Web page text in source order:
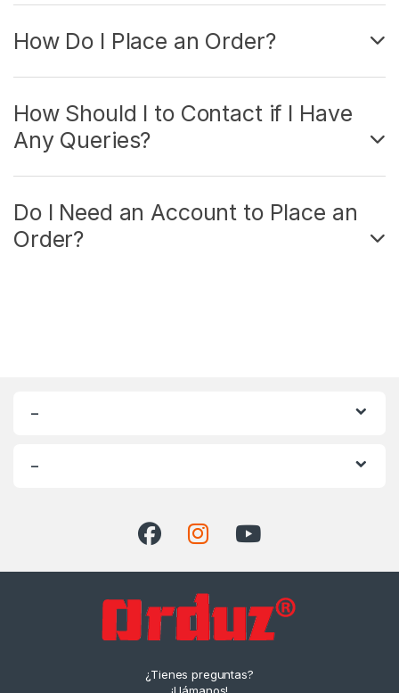
How Do I Place an Order?
How Should I to Contact if I Have
Any Queries?
Do I Need an Account to Place an
Order?
–
–
¿Tienes preguntas?